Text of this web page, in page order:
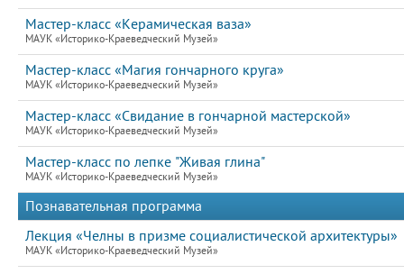
Мастер-класс «Керамическая ваза»
МАУК «Историко-Краеведческий Музей»
Мастер-класс «Магия гончарного круга»
МАУК «Историко-Краеведческий Музей»
Мастер-класс «Свидание в гончарной мастерской»
МАУК «Историко-Краеведческий Музей»
Мастер-класс по лепке "Живая глина"
МАУК «Историко-Краеведческий Музей»
Познавательная программа
Лекция «Челны в призме социалистической архитектуры»
МАУК «Историко-Краеведческий Музей»